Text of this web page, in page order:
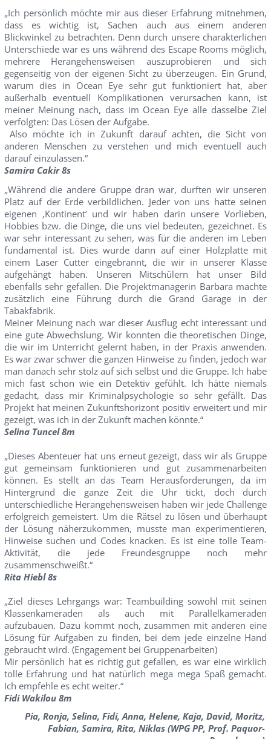
„Ich persönlich möchte mir aus dieser Erfahrung mitnehmen,
dass es wichtig ist, Sachen auch aus einem anderen
Blickwinkel zu betrachten. Denn durch unsere charakterlichen
Unterschiede war es uns während des Escape Rooms möglich,
mehrere Herangehensweisen auszuprobieren und sich
gegenseitig von der eigenen Sicht zu überzeugen. Ein Grund,
warum dies in Ocean Eye sehr gut funktioniert hat, aber
außerhalb eventuell Komplikationen verursachen kann, ist
meiner Meinung nach, dass im Ocean Eye alle dasselbe Ziel
verfolgten: Das Lösen der Aufgabe.
Also möchte ich in Zukunft darauf achten, die Sicht von
anderen Menschen zu verstehen und mich eventuell auch
darauf einzulassen.“
Samira Cakir 8s
„Während die andere Gruppe dran war, durften wir unseren
Platz auf der Erde verbildlichen. Jeder von uns hatte seinen
eigenen ‚Kontinent‘ und wir haben darin unsere Vorlieben,
Hobbies bzw. die Dinge, die uns viel bedeuten, gezeichnet. Es
war sehr interessant zu sehen, was für die anderen im Leben
fundamental ist. Dies wurde dann auf einer Holzplatte mit
einem Laser Cutter eingebrannt, die wir in unserer Klasse
aufgehängt haben. Unseren Mitschülern hat unser Bild
ebenfalls sehr gefallen. Die Projektmanagerin Barbara machte
zusätzlich eine Führung durch die Grand Garage in der
Tabakfabrik.
Meiner Meinung nach war dieser Ausflug echt interessant und
eine gute Abwechslung. Wir konnten die theoretischen Dinge,
die wir im Unterricht gelernt haben, in der Praxis anwenden.
Es war zwar schwer die ganzen Hinweise zu finden, jedoch war
man danach sehr stolz auf sich selbst und die Gruppe. Ich habe
mich fast schon wie ein Detektiv gefühlt. Ich hätte niemals
gedacht, dass mir Kriminalpsychologie so sehr gefällt. Das
Projekt hat meinen Zukunftshorizont positiv erweitert und mir
gezeigt, was ich in der Zukunft machen könnte.“
Selina Tuncel 8m
„Dieses Abenteuer hat uns erneut gezeigt, dass wir als Gruppe
gut gemeinsam funktionieren und gut zusammenarbeiten
können. Es stellt an das Team Herausforderungen, da im
Hintergrund die ganze Zeit die Uhr tickt, doch durch
unterschiedliche Herangehensweisen haben wir jede Challenge
erfolgreich gemeistert. Um die Rätsel zu lösen und überhaupt
der Lösung näherzukommen, musste man experimentieren,
Hinweise suchen und Codes knacken. Es ist eine tolle Team-
Aktivität, die jede Freundesgruppe noch mehr
zusammenschweißt.“
Rita Hiebl 8s
„Ziel dieses Lehrgangs war: Teambuilding sowohl mit seinen
Klassenkameraden als auch mit Parallelkameraden
aufzubauen. Dazu kommt noch, zusammen mit anderen eine
Lösung für Aufgaben zu finden, bei dem jede einzelne Hand
gebraucht wird. (Engagement bei Gruppenarbeiten)
Mir persönlich hat es richtig gut gefallen, es war eine wirklich
tolle Erfahrung und hat natürlich mega mega Spaß gemacht.
Ich empfehle es echt weiter.“
Fidi Wakilou 8m
Pia, Ronja, Selina, Fidi, Anna, Helene, Kaja, David, Moritz,
Fabian, Samira, Rita, Niklas (WPG PP, Prof. Paquor-